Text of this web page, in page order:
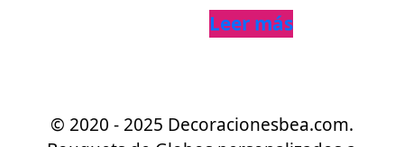
Leer más
© 2020 - 2025 Decoracionesbea.com.